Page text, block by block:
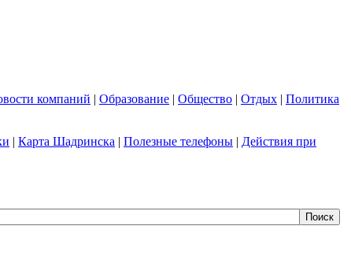
компаний | Образование | Общество | Отдых | Политика
| Карта Шадринска | Полезные телефоны | Действия при